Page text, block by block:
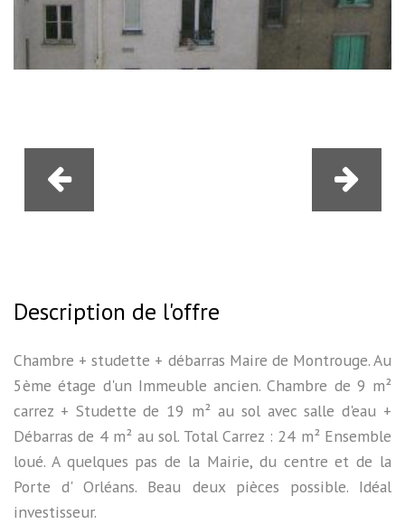
Description de l'offre
Chambre + studette + débarras Maire de Montrouge. Au
5ème étage d'un Immeuble ancien. Chambre de 9 m²
carrez + Studette de 19 m² au sol avec salle d'eau +
Débarras de 4 m² au sol. Total Carrez : 24 m² Ensemble
loué. A quelques pas de la Mairie, du centre et de la
Porte d' Orléans. Beau deux pièces possible. Idéal
investisseur.